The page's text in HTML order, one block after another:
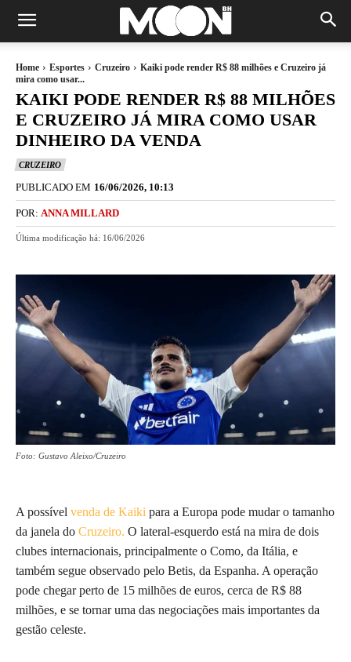
Home Esportes Cruzeiro
Kaiki pode render R$ 88 milhões e Cruzeiro já
mira como usar...
KAIKI PODE RENDER R$ 88 MILHÕES
E CRUZEIRO JÁ MIRA COMO USAR
DINHEIRO DA VENDA
CRUZEIRO
PUBLICADO EM 16/06/2026, 10:13
POR: ANNA MILLARD
Última modificação há: 16/06/2026
Foto: Gustavo Aleixo/Cruzeiro
A possível venda de Kaiki para a Europa pode mudar o tamanho
da janela do Cruzeiro. O lateral-esquerdo está na mira de dois
clubes internacionais, principalmente o Como, da Itália, e
também segue observado pelo Betis, da Espanha. A operação
pode chegar perto de 15 milhões de euros, cerca de R$ 88
milhões, e se tornar uma das negociações mais importantes da
gestão celeste.